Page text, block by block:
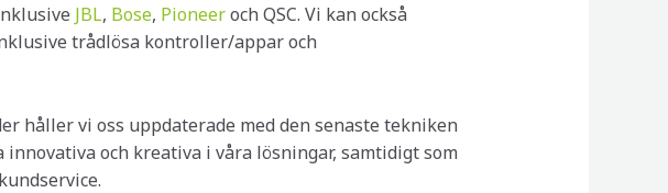
JBL, Bose, Pioneeroch QSC. Vi kan också
trådlösa kontroller/appar och
håller vi oss uppdaterade med den senaste tekniken
och kreativa i våra lösningar, samtidigt som